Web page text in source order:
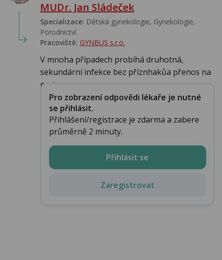
MUDr. Jan Sládeček
Specializace: Dětská gynekologie, Gynekologie,
Porodnictví
Pracoviště: GYNBUS s.r.o.
V mnoha případech probíhá druhotná,
sekundární infekce bez příznhakůa přenos na
partnera ...
Pro zobrazení odpovědi lékaře je nutné
se přihlásit.
Přihlášení/registrace je zdarma a zabere
průměrně 2 minuty.
Přihlásit se
Zaregistrovat